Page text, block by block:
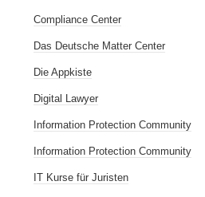
Compliance Center
Das Deutsche Matter Center
Die Appkiste
Digital Lawyer
Information Protection Community
Information Protection Community
IT Kurse für Juristen